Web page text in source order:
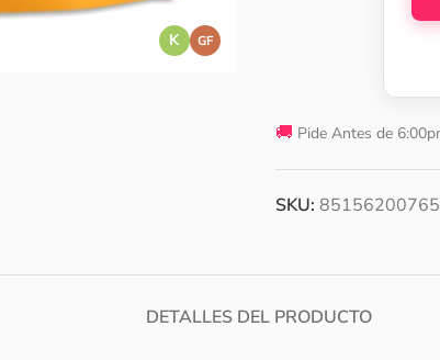
K GF
🚚 Pide Antes de
SKU:
DETALLES DEL PRODUCTO